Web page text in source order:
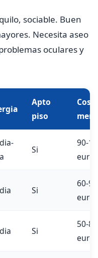
sociable. Buen
Necesita aseo
oculares y
Apto
piso
Si
90-
euros
Si
60-90
euros
Si
50-80
euros